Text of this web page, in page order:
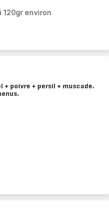
120gr environ
poivre + persil + muscade.